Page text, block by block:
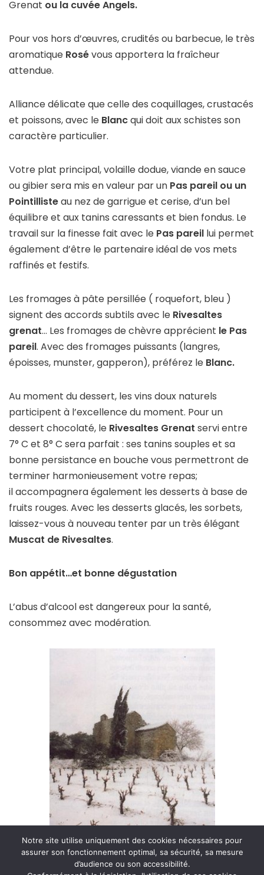
Grenat ou la cuvée Angels.
Pour vos hors d’œuvres, crudités ou barbecue, le très
aromatique Rosévous apportera la fraîcheur
attendue.
Alliance délicate que celle des coquillages, crustacés
et poissons, avec le Blancqui doit aux schistes son
caractère particulier.
Votre plat principal, volaille dodue, viande en sauce
ou gibier sera mis en valeur par un Pas pareil ou un
Pointillisteau nez de garrigue et cerise, d’un bel
équilibre et aux tanins caressants et bien fondus. Le
travail sur la finesse fait avec le Pas pareil lui permet
également d’être le partenaire idéal de vos mets
raffinés et festifs.
Les fromages à pâte persillée ( roquefort, bleu )
signent des accords subtils avec le Rivesaltes
grenat… Les fromages de chèvre apprécient le Pas
pareil. Avec des fromages puissants (langres,
époisses, munster, gapperon), préférez le Blanc.
Au moment du dessert, les vins doux naturels
participent à l’excellence du moment. Pour un
dessert chocolaté, le Rivesaltes Grenat servi entre
7° C et 8° C sera parfait : ses tanins souples et sa
bonne persistance en bouche vous permettront de
terminer harmonieusement votre repas;
il accompagnera également les desserts à base de
fruits rouges. Avec les desserts glacés, les sorbets,
laissez-vous à nouveau tenter par un très élégant
Muscat de Rivesaltes.
Bon appétit…et bonne dégustation
L’abus d’alcool est dangereux pour la santé,
consommez avec modération.
Notre site utilise uniquement des cookies nécessaires pour
assurer son fonctionnement optimal, sa sécurité, sa mesure
d’audience ou son accessibilité.